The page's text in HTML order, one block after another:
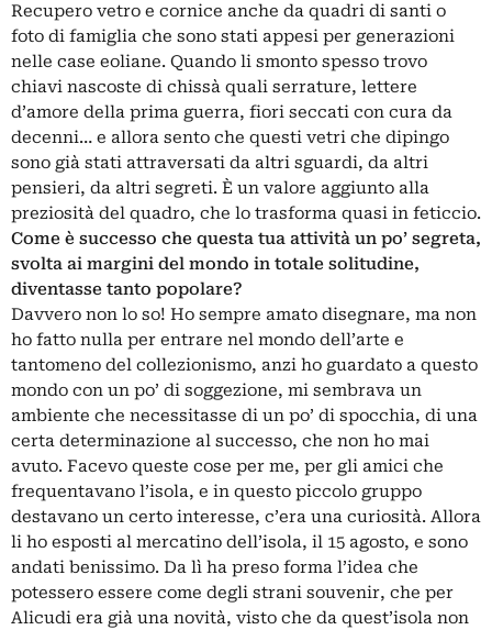
Recupero vetro e cornice anche da quadri di santi o
foto di famiglia che sono stati appesi per generazioni
nelle case eoliane. Quando li smonto spesso trovo
chiavi nascoste di chissà quali serrature, lettere
d’amore della prima guerra, fiori seccati con cura da
decenni… e allora sento che questi vetri che dipingo
sono già stati attraversati da altri sguardi, da altri
pensieri, da altri segreti. È un valore aggiunto alla
preziosità del quadro, che lo trasforma quasi in feticcio.
Come è successo che questa tua attività un po’ segreta,
svolta ai margini del mondo in totale solitudine,
diventasse tanto popolare?
Davvero non lo so! Ho sempre amato disegnare, ma non
ho fatto nulla per entrare nel mondo dell’arte e
tantomeno del collezionismo, anzi ho guardato a questo
mondo con un po’ di soggezione, mi sembrava un
ambiente che necessitasse di un po’ di spocchia, di una
certa determinazione al successo, che non ho mai
avuto. Facevo queste cose per me, per gli amici che
frequentavano l’isola, e in questo piccolo gruppo
destavano un certo interesse, c’era una curiosità. Allora
li ho esposti al mercatino dell’isola, il 15 agosto, e sono
andati benissimo. Da lì ha preso forma l’idea che
potessero essere come degli strani souvenir, che per
Alicudi era già una novità, visto che da quest’isola non